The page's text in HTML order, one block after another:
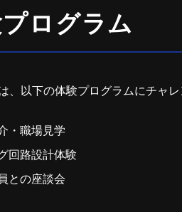
ログラム
、以下の体験プログラムにチャレ
・職場見学
回路設計体験
との座談会